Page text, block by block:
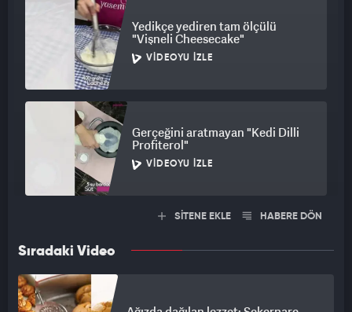
Yedikçe yediren tam ölçülü
"Vişneli Cheesecake"
VIDEOYU İZLE
Gerçeğini aratmayan "Kedi Dilli
Profiterol"
VIDEOYU İZLE
SİTENE EKLE HABERE DÖN
Sıradaki Video